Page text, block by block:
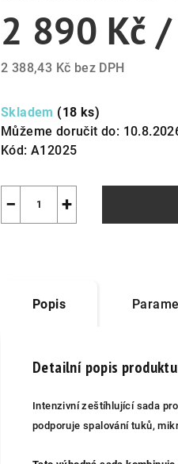
2 890 Kč /
2 388,43 Kč bez DPH
cena:
Skladem (18 ks)
Můžeme doručit do:
Kód: A12025
+
−
Popis
Detailní popis produktu
Intenzivní zeštíhlující sada
podporuje spalování tuků,